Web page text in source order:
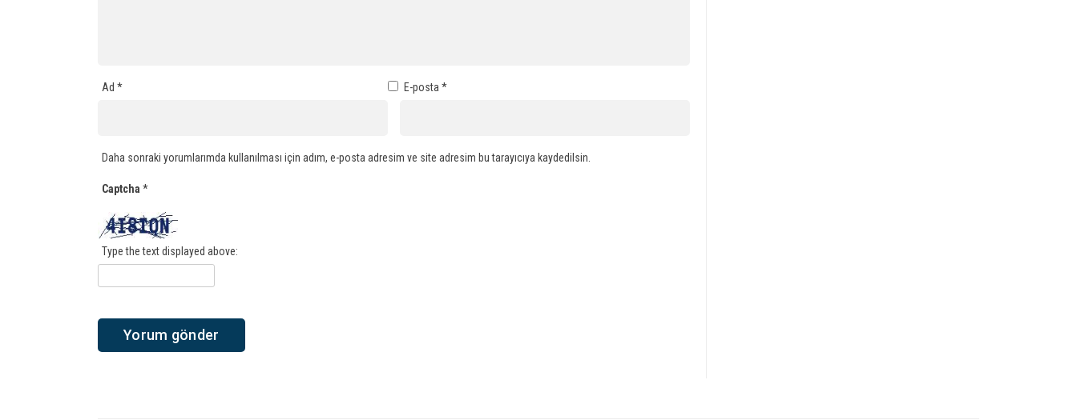
Ad * E-posta *
Daha sonraki yorumlarımda kullanılması için adım, e-posta adresim ve site adresim bu tarayıcıya kaydedilsin.
Captcha *
Type the text displayed above: